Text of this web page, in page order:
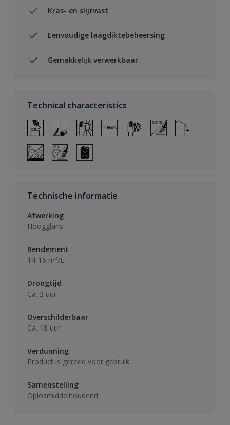
Kras- en slijtvast
Eenvoudige laagdiktebeheersing
Gemakkelijk verwerkbaar
Technical characteristics
Technische informatie
Afwerking
Hoogglans
Rendement
14-16 m²/L
Droogtijd
Ca. 3 uur
Overschilderbaar
Ca. 18 uur
Verdunning
Product is gereed voor gebruik
Samenstelling
Oplosmiddelhoudend